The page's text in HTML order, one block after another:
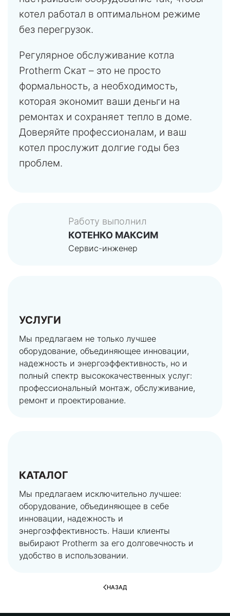
котел работал в оптимальном режиме
без перегрузок.
Регулярное обслуживание котла
Protherm Скат – это не просто
формальность, а необходимость,
которая экономит ваши деньги на
ремонтах и сохраняет тепло в доме.
Доверяйте профессионалам, и ваш
котел прослужит долгие годы без
проблем.
Работу выполнил
КОТЕНКО МАКСИМ
Сервис-инженер
УСЛУГИ
Мы предлагаем не только лучшее
оборудование, объединяющее инновации,
надежность и энергоэффективность, но и
полный спектр высококачественных услуг:
профессиональный монтаж, обслуживание,
ремонт и проектирование.
КАТАЛОГ
Мы предлагаем исключительно лучшее:
оборудование, объединяющее в себе
инновации, надежность и
энергоэффективность. Наши клиенты
выбирают Protherm за его долговечность и
удобство в использовании.
НАЗАД